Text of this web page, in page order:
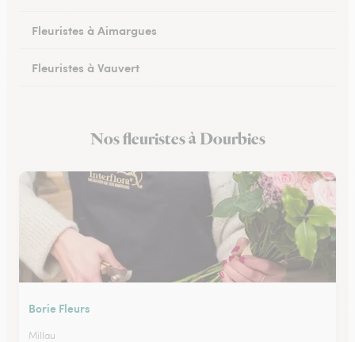
Fleuristes à Aimargues
Fleuristes à Vauvert
Fleuristes à Salindres
Nos fleuristes à Dourbies
Borie Fleurs
Millau